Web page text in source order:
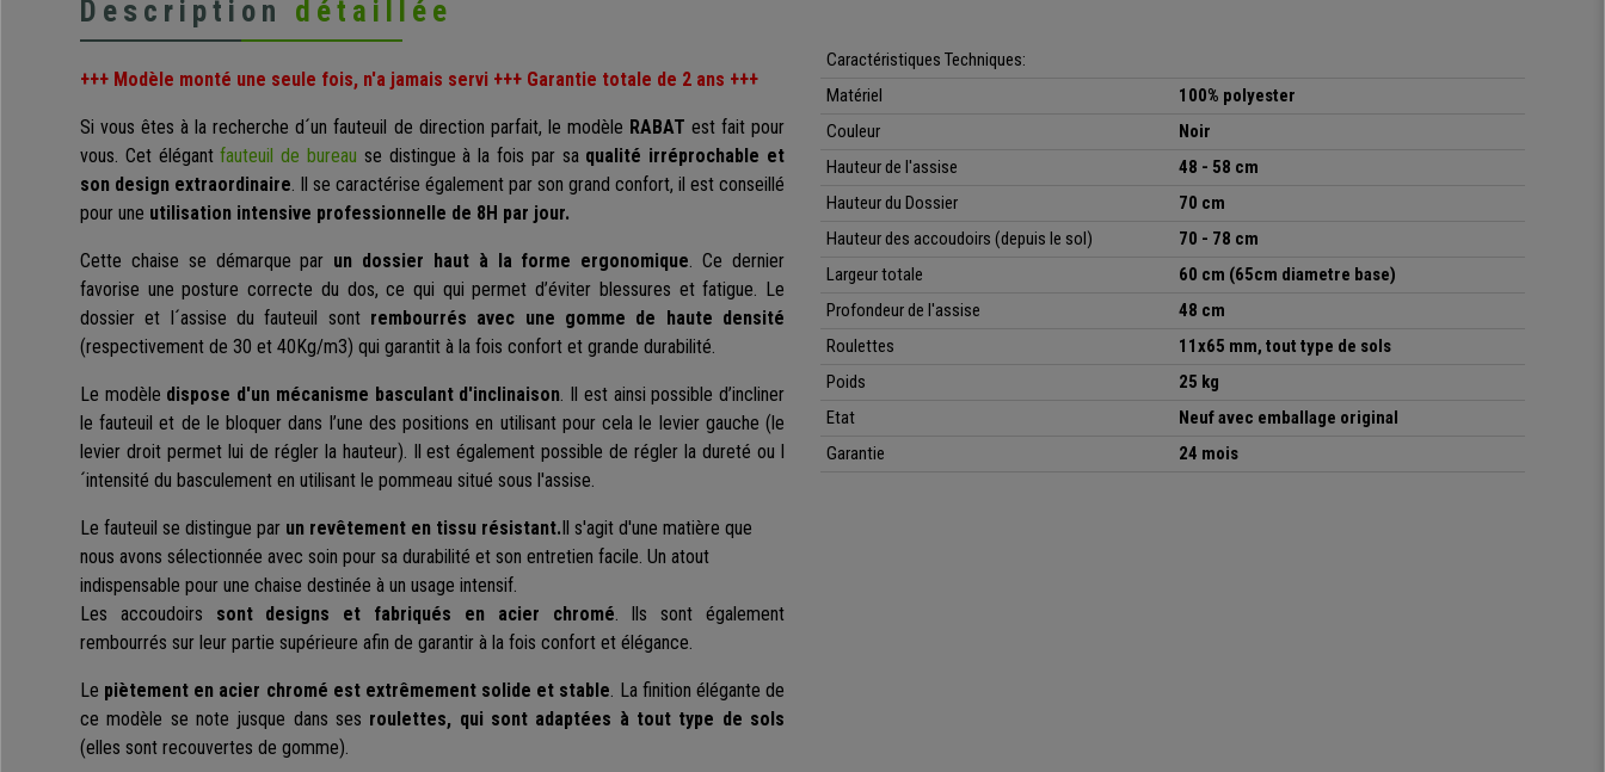
Description détaillée
+++ Modèle monté une seule fois, n'a jamais servi +++ Garantie totale de 2 ans +++
Si vous êtes à la recherche d´un fauteuil de direction parfait, le modèle RABAT est fait pour
vous. Cet élégantfauteuil de bureau se distingue à la fois par sa qualité irréprochable et
son design extraordinaire. Il se caractérise également par son grand confort, il est conseillé
pour une utilisation intensive professionnelle de 8H par jour.
Cette chaise se démarque par un dossier haut à la forme ergonomique. Ce dernier
favorise une posture correcte du dos, ce qui qui permet d’éviter blessures et fatigue. Le
dossier et l´assise du fauteuil sont rembourrés avec une gomme de haute densité
(respectivement de 30 et 40Kg/m3) qui garantit à la fois confort et grande durabilité.
Le modèle dispose d'un mécanisme basculant d'inclinaison. Il est ainsi possible d’incliner
le fauteuil et de le bloquer dans l’une des positions en utilisant pour cela le levier gauche (le
levier droit permet lui de régler la hauteur). Il est également possible de régler la dureté ou l
´intensité du basculement en utilisant le pommeau situé sous l'assise.
Le fauteuil se distingue par un revêtement en tissu résistant.Il s'agit d'une matière que
nous avons sélectionnée avec soin pour sa durabilité et son entretien facile. Un atout
indispensable pour une chaise destinée à un usage intensif.
Les accoudoirs sont designs et fabriqués en acier chromé. Ils sont également
rembourrés sur leur partie supérieure afin de garantir à la fois confort et élégance.
Le piètement en acier chromé est extrêmement solide et stable. La finition élégante de
ce modèle se note jusque dans ses roulettes, qui sont adaptées à tout type de sols
(elles sont recouvertes de gomme).
Caractéristiques Techniques:
Matériel
100% polyester
Couleur
Noir
Hauteur de l'assise
48 - 58 cm
Hauteur du Dossier
70 cm
Hauteur des accoudoirs (depuis le sol)
70 - 78 cm
Largeur totale
60 cm (65cm diametre base)
Profondeur de l'assise
48 cm
Roulettes
11x65 mm, tout type de sols
Poids
25 kg
Etat
Neuf avec emballage original
Garantie
24 mois